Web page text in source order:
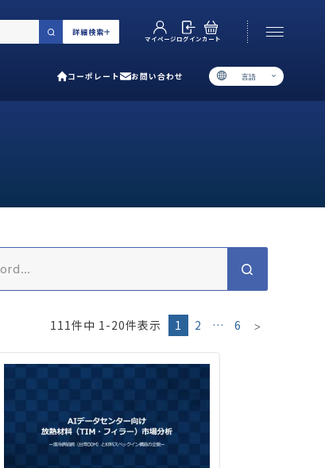
詳細検索
マイページログインカート
コーポレート お問い合わせ 言語
111件中 1-20件表示 1 2 … 6